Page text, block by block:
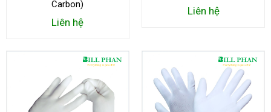
Carbon)
Liên hệ
Liên hệ